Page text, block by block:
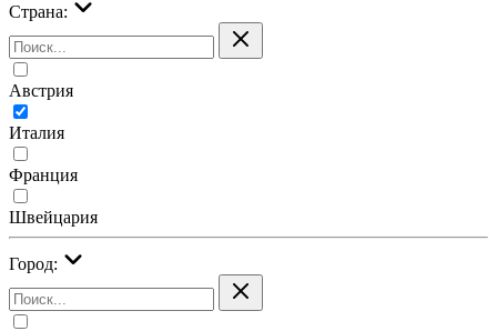
Страна:
Австрия
Италия
Франция
Швейцария
Город: